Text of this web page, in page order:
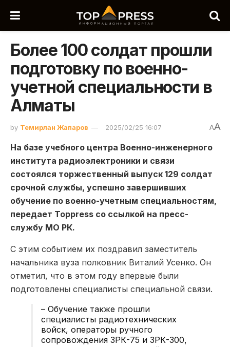
Более 100 солдат прошли
подготовку по военно-
учетной специальности в
Алматы
by Темирлан Жапаров 2025/02/25 16:07 AA
На базе учебного центра Военно-инженерного
института радиоэлектроники и связи
состоялся торжественный выпуск 129 солдат
срочной службы, успешно завершивших
обучение по военно-учетным специальностям,
передает Toppress со ссылкой на пресс-
службу МО РК.
С этим событием их поздравил заместитель
начальника вуза полковник Виталий Усенко. Он
отметил, что в этом году впервые были
подготовлены специалисты специальной связи.
– Обучение также прошли
специалисты радиотехнических
войск, операторы ручного
сопровождения ЗРК-75 и ЗРК-300,